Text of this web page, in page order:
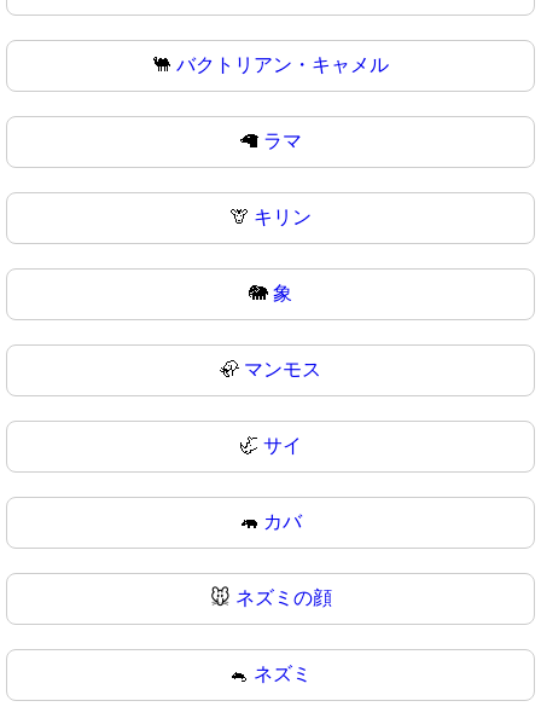
🐫 バクトリアン・キャメル
🦙 ラマ
🦒 キリン
🐘 象
🦣 マンモス
🦏 サイ
🦛 カバ
🐭 ネズミの顔
🐁 ネズミ